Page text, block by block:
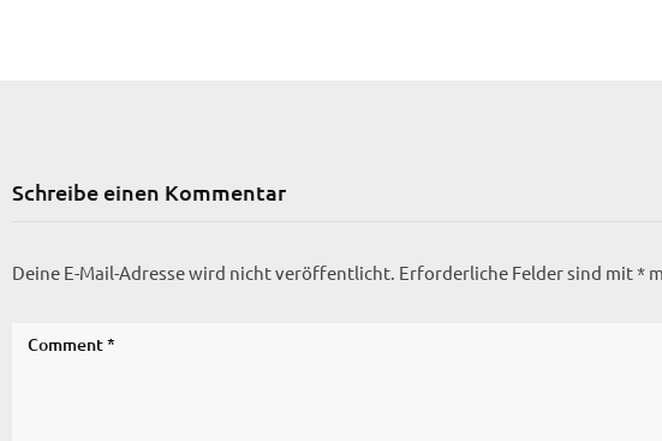
Schreibe einen Kommentar
Deine E-Mail-Adresse wird nicht veröffentlicht. Erforderliche Felder sind mit*